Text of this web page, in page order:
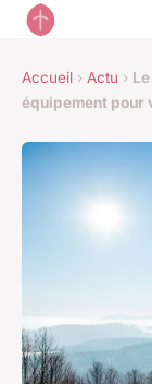
Accueil › Actu ›
équipement pour